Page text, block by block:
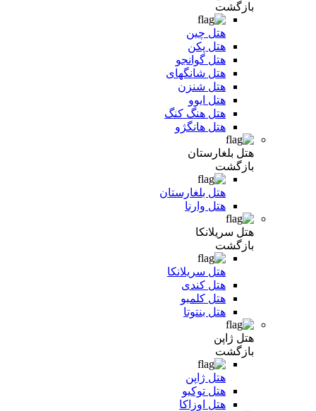
بازگشت
هتل چین
هتل پکن
هتل گوانجو
هتل شانگهای
هتل شنزن
هتل ایوو
هتل هنگ کنگ
هتل هانگژو
هتل بلغارستان
بازگشت
هتل بلغارستان
هتل وارنا
هتل سریلانکا
بازگشت
هتل سریلانکا
هتل کندی
هتل کلمبو
هتل بنتوتا
هتل ژاپن
بازگشت
هتل ژاپن
هتل توکیو
هتل اوزاکا